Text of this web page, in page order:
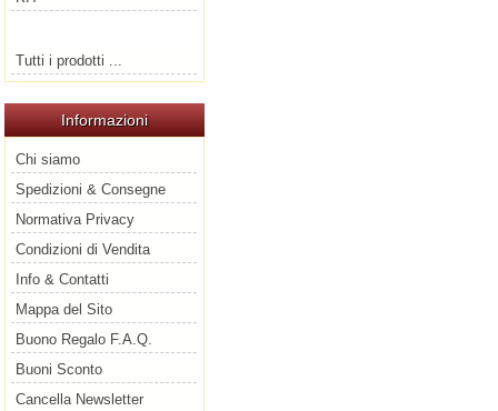
Tutti i prodotti ...
Informazioni
Chi siamo
Spedizioni & Consegne
Normativa Privacy
Condizioni di Vendita
Info & Contatti
Mappa del Sito
Buono Regalo F.A.Q.
Buoni Sconto
Cancella Newsletter